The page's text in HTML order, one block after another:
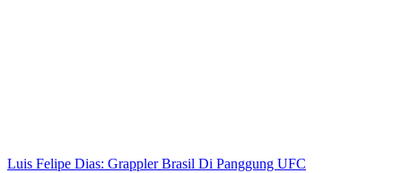
Luis Felipe Dias: Grappler Brasil Di Panggung UFC